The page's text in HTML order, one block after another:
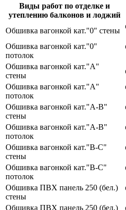
Виды работ по отделке и
утеплению балконов и лоджий
Обшивка вагонкой кат."0" стены
Обшивка вагонкой кат."0"
потолок
Обшивка вагонкой кат."А"
стены
Обшивка вагонкой кат."А"
потолок
Обшивка вагонкой кат."А-В"
стены
Обшивка вагонкой кат."А-В"
потолок
Обшивка вагонкой кат."В-С"
стены
Обшивка вагонкой кат."В-С"
потолок
Обшивка ПВХ панель 250 (бел.)
стены
Обшивка ПВХ панель 250 (бел.)